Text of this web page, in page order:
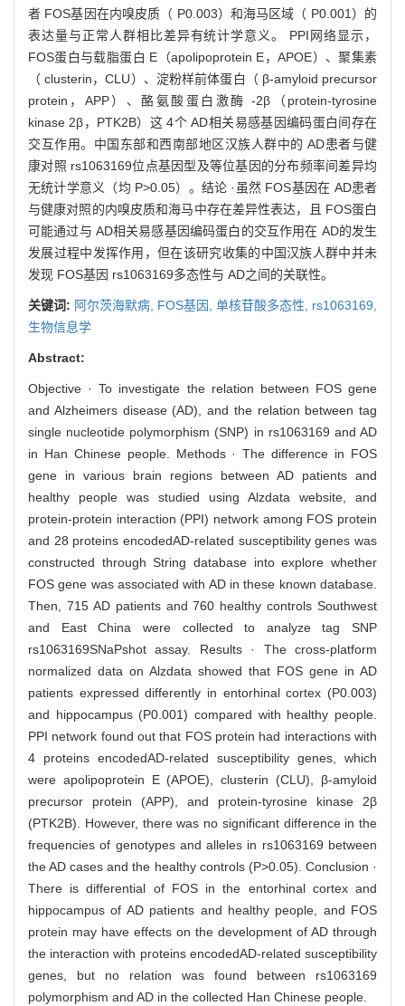
者 FOS基因在内嗅皮质（ P0.003）和海马区域（ P0.001）的
表达量与正常人群相比差异有统计学意义。 PPI网络显示，
FOS蛋白与载脂蛋白 E（apolipoprotein E，APOE）、聚集素
（ clusterin，CLU）、淀粉样前体蛋白（ β-amyloid precursor
protein，APP）、酪氨酸蛋白激酶 -2β（protein-tyrosine
kinase 2β，PTK2B）这 4个 AD相关易感基因编码蛋白间存在
交互作用。中国东部和西南部地区汉族人群中的 AD患者与健
康对照 rs1063169位点基因型及等位基因的分布频率间差异均
无统计学意义（均 P>0.05）。结论 ·虽然 FOS基因在 AD患者
与健康对照的内嗅皮质和海马中存在差异性表达，且 FOS蛋白
可能通过与 AD相关易感基因编码蛋白的交互作用在 AD的发生
发展过程中发挥作用，但在该研究收集的中国汉族人群中并未
发现 FOS基因 rs1063169多态性与 AD之间的关联性。
关键词: 阿尔茨海默病, FOS基因, 单核苷酸多态性, rs1063169,
生物信息学
Abstract:
Objective · To investigate the relation between FOS gene
and Alzheimers disease (AD), and the relation between tag
single nucleotide polymorphism (SNP) in rs1063169 and AD
in Han Chinese people. Methods · The difference in FOS
gene in various brain regions between AD patients and
healthy people was studied using Alzdata website, and
protein-protein interaction (PPI) network among FOS protein
and 28 proteins encodedAD-related susceptibility genes was
constructed through String database into explore whether
FOS gene was associated with AD in these known database.
Then, 715 AD patients and 760 healthy controls Southwest
and East China were collected to analyze tag SNP
rs1063169SNaPshot assay. Results · The cross-platform
normalized data on Alzdata showed that FOS gene in AD
patients expressed differently in entorhinal cortex (P0.003)
and hippocampus (P0.001) compared with healthy people.
PPI network found out that FOS protein had interactions with
4 proteins encodedAD-related susceptibility genes, which
were apolipoprotein E (APOE), clusterin (CLU), β-amyloid
precursor protein (APP), and protein-tyrosine kinase 2β
(PTK2B). However, there was no significant difference in the
frequencies of genotypes and alleles in rs1063169 between
the AD cases and the healthy controls (P>0.05). Conclusion ·
There is differential of FOS in the entorhinal cortex and
hippocampus of AD patients and healthy people, and FOS
protein may have effects on the development of AD through
the interaction with proteins encodedAD-related susceptibility
genes, but no relation was found between rs1063169
polymorphism and AD in the collected Han Chinese people.